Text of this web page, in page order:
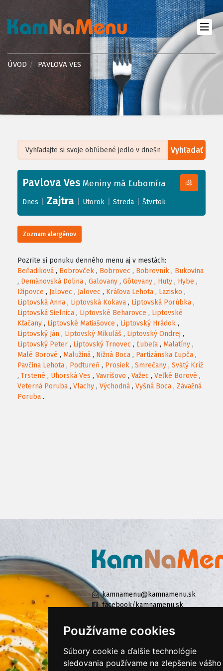
Používame cookies
Súbory cookie a ďalšie technológie
sledovania používame na zlepšenie vášho
ÚVOD PAVLOVA VES
Vyhľadať
+
−
Leaflet| ©OpenStreetMap, Tiles courtesy ofHumanitarian OpenStreetMap
Pavlova Ves Meniny má Ľubomíra
Dnes Zajtra Utorok Streda Štvrtok
Zoznam alergénov
Pozrite si ponuku denného menu aj v mestách:
Beňadiková , Bobrovček , Bobrovec , Bobrovník , Bukovina
, Demänovská Dolina , Galovany , Gôtovany , Huty , Hybe ,
Ižipovce , Jalovec , Jalovec , Kráľova Lehota , Lazisko ,
Liptovská Anna , Liptovská Kokava , Liptovská Porúbka ,
Liptovská Sielnica , Liptovské Beharovce , Liptovské
Kľačany , Liptovské Matiašovce , Liptovský Hrádok ,
Liptovský Ján , Liptovský Mikuláš , Liptovský Ondrej ,
Liptovský Peter , Liptovský Trnovec , Ľubeľa , Malatíny ,
Malé Borové , Malužiná , Nižná Boca , Partizánska Ľupča ,
Pavčina Lehota , Podtureň , Prosiek , Smrečany , Svätý Kríž
, Trstené , Uhorská Ves , Vavrišovo , Važec , Veľké Borové ,
Veterná Poruba , Vlachy , Východná , Vyšná Boca , Závažná
Poruba .
kamnamenu@kamnamenu.sk
facebook/kamnamenu.sk
KONTAKTUJTE NÁS